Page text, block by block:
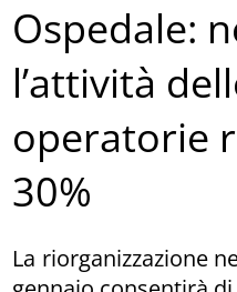
Ospedale:
l’attività
operatorie
30%
La riorganizzazione